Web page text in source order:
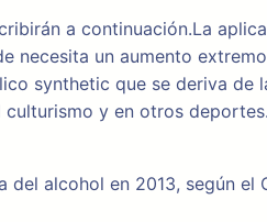
a continuación.La
necesita un aumento
synthetic que se deriva
y en otros
alcohol en 2013, según